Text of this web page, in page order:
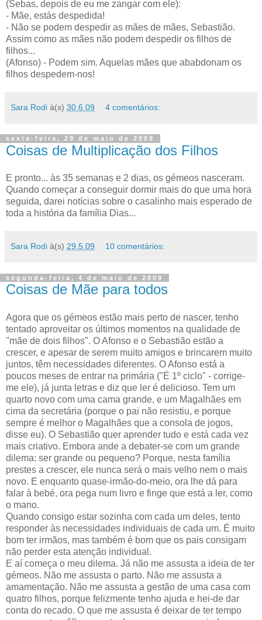
(Sebas, depois de eu me zangar com ele):
- Mãe, estás despedida!
- Não se podem despedir as mães de mães, Sebastião.
Assim como as mães não podem despedir os filhos de
filhos...
(Afonso) - Podem sim. Aquelas mães que ababdonam os
filhos despedem-nos!
Sara Rodi à(s) 30.6.09 4 comentários:
sexta-feira, 29 de maio de 2009
Coisas de Multiplicação dos Filhos
E pronto... às 35 semanas e 2 dias, os gémeos nasceram.
Quando começar a conseguir dormir mais do que uma hora
seguida, darei notícias sobre o casalinho mais esperado de
toda a história da família Dias...
Sara Rodi à(s) 29.5.09 10 comentários:
segunda-feira, 4 de maio de 2009
Coisas de Mãe para todos
Agora que os gémeos estão mais perto de nascer, tenho
tentado aproveitar os últimos momentos na qualidade de
"mãe de dois filhos". O Afonso e o Sebastião estão a
crescer, e apesar de serem muito amigos e brincarem muito
juntos, têm necessidades diferentes. O Afonso está a
poucos meses de entrar na primária ("É 1º ciclo" - corrige-
me ele), já junta letras e diz que ler é delicioso. Tem um
quarto novo com uma cama grande, e um Magalhães em
cima da secretária (porque o pai não resistiu, e porque
sempre é melhor o Magalhães que a consola de jogos,
disse eu). O Sebastião quer aprender tudo e está cada vez
mais criativo. Embora ande a debater-se com um grande
dilema: ser grande ou pequeno? Porque, nesta família
prestes a crescer, ele nunca será o mais velho nem o mais
novo. E enquanto quase-irmão-do-meio, ora lhe dá para
falar à bebé, ora pega num livro e finge que está a ler, como
o mano.
Quando consigo estar sozinha com cada um deles, tento
responder às necessidades individuais de cada um. É muito
bom ter irmãos, mas também é bom que os pais consigam
não perder esta atenção individual.
E aí começa o meu dilema. Já não me assusta a ideia de ter
gémeos. Não me assusta o parto. Não me assusta a
amamentação. Não me assusta a gestão de uma casa com
quatro filhos, porque felizmente tenho ajuda e hei-de dar
conta do recado. O que me assusta é deixar de ter tempo